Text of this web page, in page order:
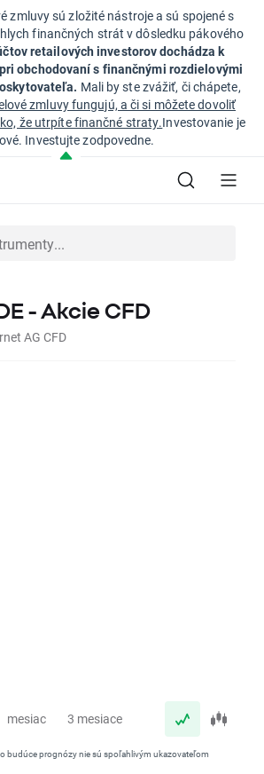
zmluvy sú zložité nástroje a sú spojené s
finančných strát v dôsledku pákového
retailových investorov dochádza k
obchodovaní s finančnými rozdielovými
Mali by ste zvážiť, či chápete,
zmluvy fungujú, a či si môžete dovoliť
že utrpíte finančné straty.Investovanie je
Investujte zodpovedne.
- Akcie CFD
AG CFD
mesiac 3 mesiace
budúce prognózy nie sú spoľahlivým ukazovateľom